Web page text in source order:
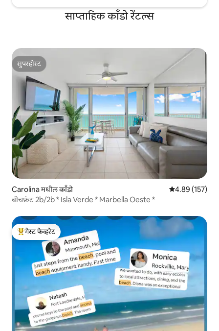
साप्ताहिक काँडो रेंटल्स
सुपरहोस्ट
सुपरहोस्ट
Carolina मधील काँडो 5 पैकी 4.89
4.89 (157)
बीचफ्रंट 2b/2b * Isla Verde * Marbella Oeste *
टॉप गेस्ट फेव्हरेट
गेस्ट फेव्हरेट